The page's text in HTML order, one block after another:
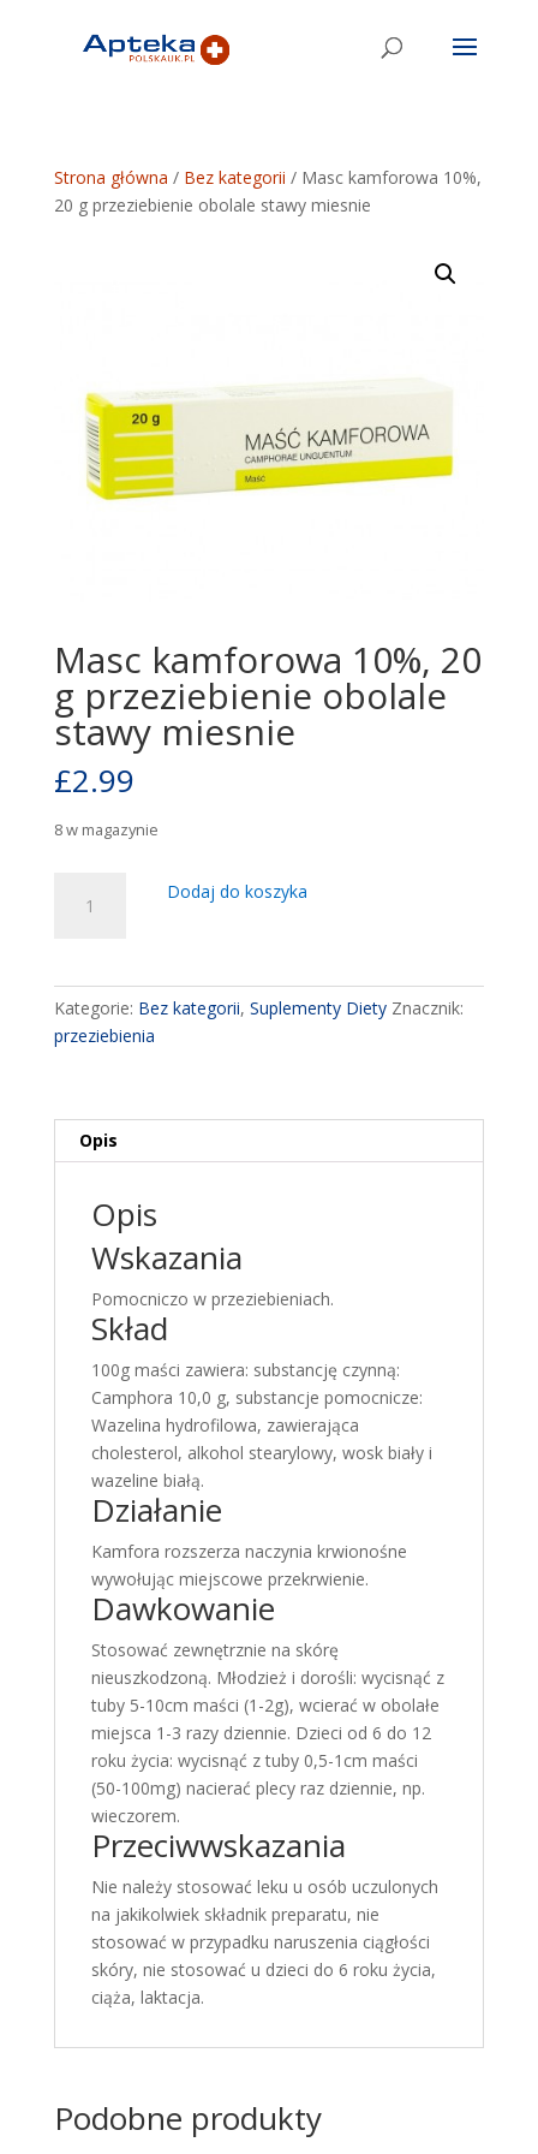
Strona główna / Bez kategorii / Masc kamforowa 10%,
20 g przeziebienie obolale stawy miesnie
Masc kamforowa 10%, 20
g przeziebienie obolale
stawy miesnie
£2.99
8 w magazynie
Masc
przeziebienie
miesnie
Dodaj do koszyka
Kategorie: Bez kategorii, Suplementy Diety Znacznik:
przeziebienia
Opis
Opis
Wskazania
Pomocniczo w przeziebieniach.
Skład
100g maści zawiera: substancję czynną:
Camphora 10,0 g, substancje pomocnicze:
Wazelina hydrofilowa, zawierająca
cholesterol, alkohol stearylowy, wosk biały i
wazeline białą.
Działanie
Kamfora rozszerza naczynia krwionośne
wywołując miejscowe przekrwienie.
Dawkowanie
Stosować zewnętrznie na skórę
nieuszkodzoną. Młodzież i dorośli: wycisnąć z
tuby 5-10cm maści (1-2g), wcierać w obolałe
miejsca 1-3 razy dziennie. Dzieci od 6 do 12
roku życia: wycisnąć z tuby 0,5-1cm maści
(50-100mg) nacierać plecy raz dziennie, np.
wieczorem.
Przeciwwskazania
Nie należy stosować leku u osób uczulonych
na jakikolwiek składnik preparatu, nie
stosować w przypadku naruszenia ciągłości
skóry, nie stosować u dzieci do 6 roku życia,
ciąża, laktacja.
Podobne produkty